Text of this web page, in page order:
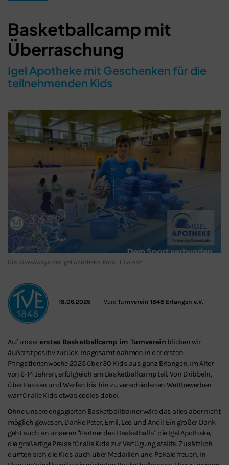
Basketballcamp mit
Überraschung
Igel Apotheke mit Geschenken für die
teilnehmenden Kids
Die Give-Aways der Igel Apotheke. Foto: J. Lorenz
18.06.2025 Von: Turnverein 1848 Erlangen e.V.
Auf unsererstes Basketballcamp im Turnverein blicken wir
äußerst positiv zurück. Insgesamt nahmen in der ersten
Pfingstferienwoche 2025 über 30 Kids aus ganz Erlangen, im Alter
von 6-14 Jahren, erfolgreich am Basketballcamp teil. Von Dribbeln,
über Passen und Werfen bis hin zu verschiedenen Wettbewerben
war für alle Kids etwas cooles dabei.
Ohne unsere engagierten Basketballtrainer wäre das alles aber nicht
möglich gewesen. Danke Peter, Emil, Leo und Andi! Ein großer Dank
geht auch an unseren "Partner des Basketballs" die Igel Apotheke,
die großartige Preise für alle Kids zur Verfügung stellte. Zusätzlich
durften sich die Kids auch über Medaillen und Pokale freuen. In